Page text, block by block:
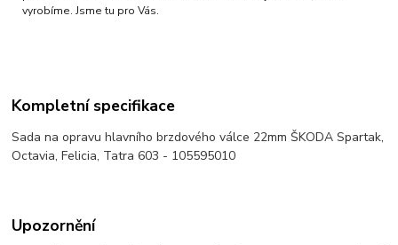
vyrobíme. Jsme tu pro Vás.
Kompletní specifikace
Sada na opravu hlavního brzdového válce 22mm ŠKODA Spartak,
Octavia, Felicia, Tatra 603 - 105595010
Upozornění